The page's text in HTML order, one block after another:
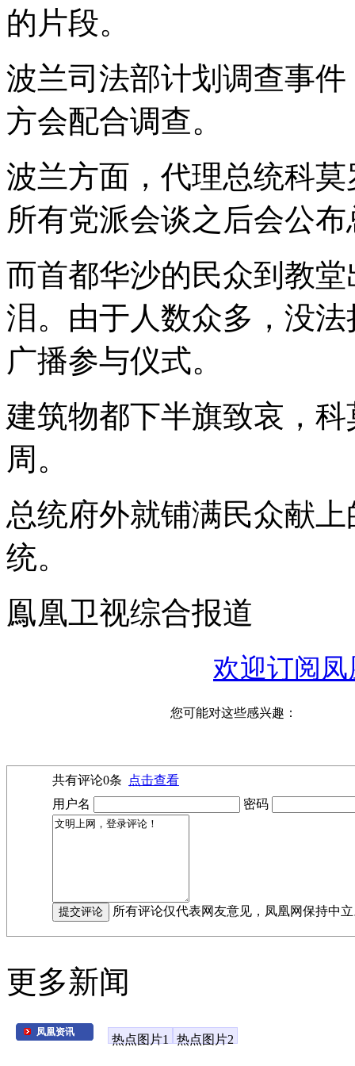
的片段。
波兰司法部计划调查事
方会配合调查。
波兰方面，代理总统科
所有党派会谈之后会公
而首都华沙的民众到教
泪。由于人数众多，没
广播参与仪式。
建筑物都下半旗致哀，
周。
总统府外就铺满民众献
统。
鳯凰卫视综合报道
欢迎订阅
您可能对这些感兴趣：
共有评论0条
点击查看
用户名
密码
所有评论仅代表网友意见，凤凰网保持中
更多新闻
凤凰资讯
热点图片1 热点图片2